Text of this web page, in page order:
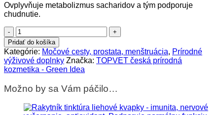
Ovplyvňuje metabolizmus sacharidov a tým podporuje
chudnutie.
množstvo
Púpavový
sirup
farmársky
+
žihľava
močové
cesty,
pečeň​
Pridať do košíka
Kategórie: Močové cesty, prostata, menštruácia, Prírodné
výživové doplnky Značka: TOPVET česká prírodná
kozmetika - Green Idea
Možno by sa Vám páčilo…